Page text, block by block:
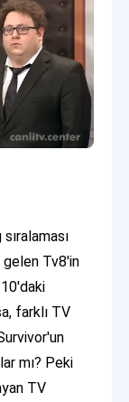
gelen Tv8'in
farklı TV
mı? Peki
TV